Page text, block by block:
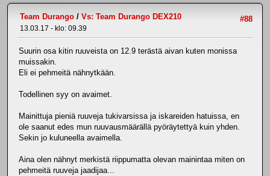
#88
Team Durango / Vs: Team Durango DEX210
13.03.17 - klo: 09.39
Suurin osa kitin ruuveista on 12.9 terästä aivan kuten monissa
muissakin.
Eli ei pehmeitä nähnytkään.
Todellinen syy on avaimet.
Mainittuja pieniä ruuveja tukivarsissa ja iskareiden hatuissa, en
ole saanut edes mun ruuvausmäärällä pyöräytettyä kuin yhden.
Sekin jo kuluneella avaimella.
Aina olen nähnyt merkistä riippumatta olevan mainintaa miten on
pehmeitä ruuveja jaadijaa...